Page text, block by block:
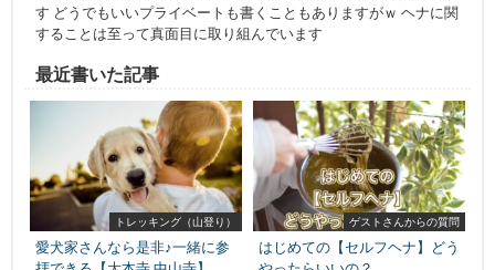
す どうでもいいプライベートも書くこともありますがｗ ヘナに関
することは至って真面目に取り組んでいます
最近書いた記事
トレッキング（山登り）
愛犬家さんなら是非♪一緒に参
ゲストさんからの質問
はじめての【セルフヘナ】どう